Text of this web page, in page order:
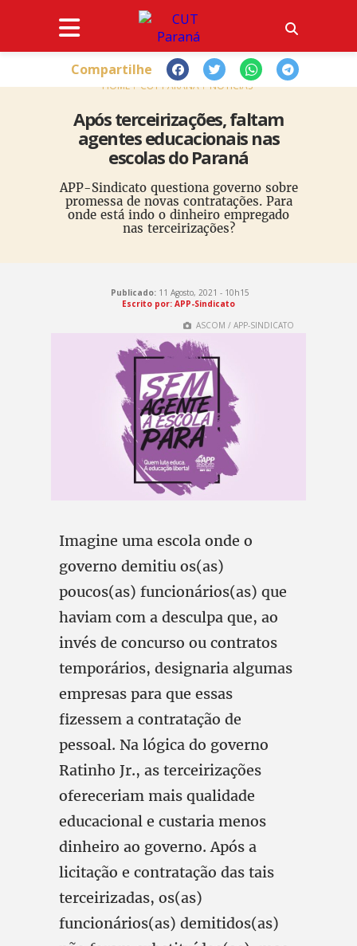
HOME CUT PARANÁ NOTÍCIAS
Após terceirizações, faltam
agentes educacionais nas
escolas do Paraná
APP-Sindicato questiona governo sobre
promessa de novas contratações. Para
onde está indo o dinheiro empregado
nas terceirizações?
Compartilhe
Publicado:11 Agosto, 2021 - 10h15
Escrito por: APP-Sindicato
ASCOM / APP-SINDICATO
Imagine uma escola onde o
governo demitiu os(as)
poucos(as) funcionários(as) que
haviam com a desculpa que, ao
invés de concurso ou contratos
temporários, designaria algumas
empresas para que essas
fizessem a contratação de
pessoal. Na lógica do governo
Ratinho Jr., as terceirizações
ofereceriam mais qualidade
educacional e custaria menos
dinheiro ao governo. Após a
licitação e contratação das tais
terceirizadas, os(as)
funcionários(as) demitidos(as)